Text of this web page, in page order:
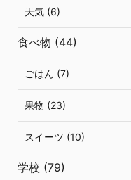
天気 (6)
食べ物 (44)
ごはん (7)
果物 (23)
スイーツ (10)
学校 (79)